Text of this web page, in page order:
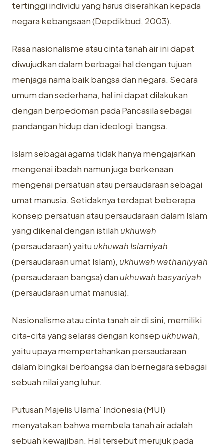
tertinggi individu yang harus diserahkan kepada
negara kebangsaan (Depdikbud, 2003).
Rasa nasionalisme atau cinta tanah air ini dapat
diwujudkan dalam berbagai hal dengan tujuan
menjaga nama baik bangsa dan negara. Secara
umum dan sederhana, hal ini dapat dilakukan
dengan berpedoman pada Pancasila sebagai
pandangan hidup dan ideologi bangsa.
Islam sebagai agama tidak hanya mengajarkan
mengenai ibadah namun juga berkenaan
mengenai persatuan atau persaudaraan sebagai
umat manusia. Setidaknya terdapat beberapa
konsep persatuan atau persaudaraan dalam Islam
yang dikenal dengan istilah ukhuwah
(persaudaraan) yaitu ukhuwah Islamiyah
(persaudaraan umat Islam), ukhuwah wathaniyyah
(persaudaraan bangsa) dan ukhuwah basyariyah
(persaudaraan umat manusia).
Nasionalisme atau cinta tanah air di sini, memiliki
cita-cita yang selaras dengan konsep ukhuwah,
yaitu upaya mempertahankan persaudaraan
dalam bingkai berbangsa dan bernegara sebagai
sebuah nilai yang luhur.
Putusan Majelis Ulama’ Indonesia (MUI)
menyatakan bahwa membela tanah air adalah
sebuah kewajiban. Hal tersebut merujuk pada